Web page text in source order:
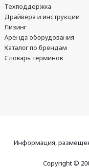
Техподдержка
Драйвера и инструкции
Лизинг
Аренда оборудования
Каталог по брендам
Словарь терминов
Информация,
Copyright ©